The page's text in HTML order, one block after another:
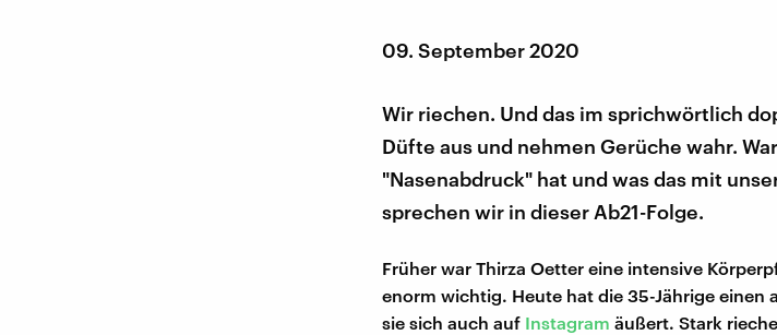
09. September 2020
Wir riechen. Und das im sprichwörtlich
Düfte aus und nehmen Gerüche wahr.
"Nasenabdruck" hat und was das mit
sprechen wir in dieser Ab21-Folge.
Früher war Thirza Oetter eine intensive
enorm wichtig. Heute hat die 35-Jährige einen
sie sich auch auf Instagram äußert. Stark